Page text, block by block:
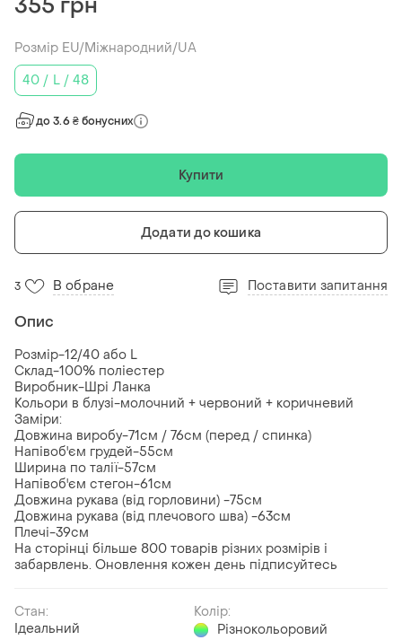
355 грн
Розмір EU/Міжнародний/UA
40 / L / 48
до 3.6 ₴ бонусних
Купити
Додати до кошика
3 В обране Поставити запитання
Опис
Розмір-12/40 або L
Склад-100% поліестер
Виробник-Шрі Ланка
Кольори в блузі-молочний + червоний + коричневий
Заміри:
Довжина виробу-71см / 76см (перед / спинка)
Напівоб'єм грудей-55см
Ширина по талії-57см
Напівоб'єм стегон-61см
Довжина рукава (від горловини) -75см
Довжина рукава (від плечового шва) -63см
Плечі-39см
На сторінці більше 800 товарів різних розмірів і
забарвлень. Оновлення кожен день підписуйтесь
Стан:
Ідеальний
Колір:
Різнокольоровий